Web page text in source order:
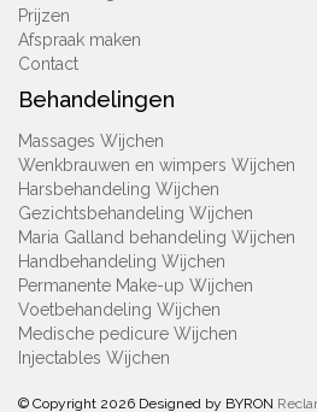
Prijzen
Afspraak maken
Contact
Behandelingen
Massages Wijchen
Wenkbrauwen en wimpers Wijchen
Harsbehandeling Wijchen
Gezichtsbehandeling Wijchen
Maria Galland behandeling Wijchen
Handbehandeling Wijchen
Permanente Make-up Wijchen
Voetbehandeling Wijchen
Medische pedicure Wijchen
Injectables Wijchen
© Copyright 2026 Designed by BYRON